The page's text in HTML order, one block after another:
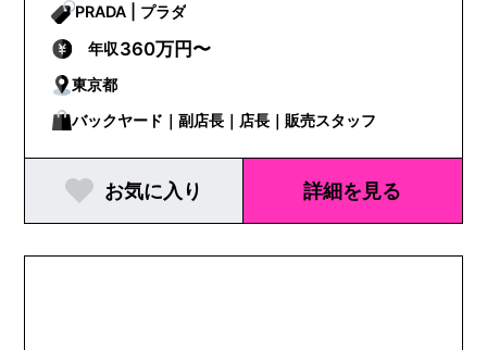
PRADA | プラダ
年収360万円〜
東京都
バックヤード｜副店長｜店長｜販売スタッフ
お気に入り 詳細を見る